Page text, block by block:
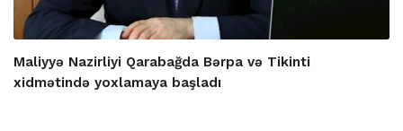
Maliyyə Nazirliyi Qarabağda Bərpa və Tikinti
xidmətində yoxlamaya başladı